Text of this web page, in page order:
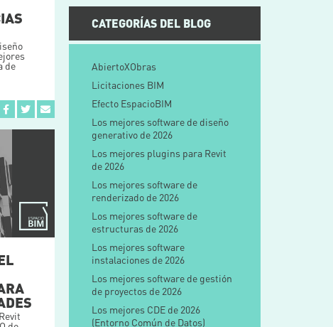
de
CATEGORÍAS DEL BLOG
AbiertoXObras
Licitaciones BIM
Efecto EspacioBIM
Los mejores software de diseño
generativo de 2026
Los mejores plugins para Revit
de 2026
Los mejores software de
renderizado de 2026
Los mejores software de
estructuras de 2026
Los mejores software
instalaciones de 2026
Los mejores software de gestión
de proyectos de 2026
Los mejores CDE de 2026
(Entorno Común de Datos)